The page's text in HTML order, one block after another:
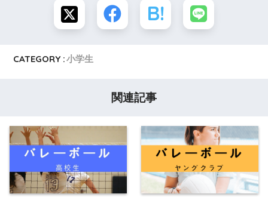
CATEGORY :小学生
関連記事